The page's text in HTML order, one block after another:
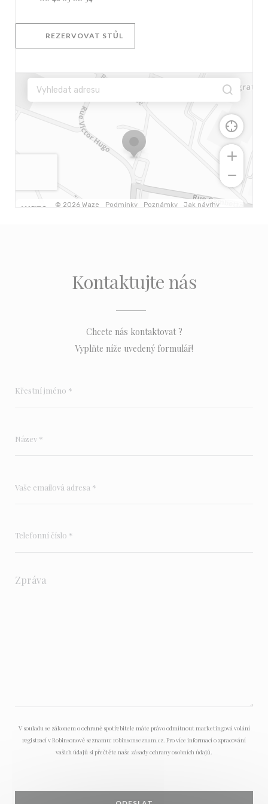
REZERVOVAT STŮL
Kontaktujte nás
Chcete nás kontaktovat ?
Vyplňte níže uvedený formulář!
V souladu se zákonem o ochraně spotřebitele máte právo odmítnout marketingová volání
registrací v Robinsonově seznamu: robinsonseznam.cz . Pro více informací o zpracování
vašich údajů si přečtěte naše zásady ochrany osobních údajů